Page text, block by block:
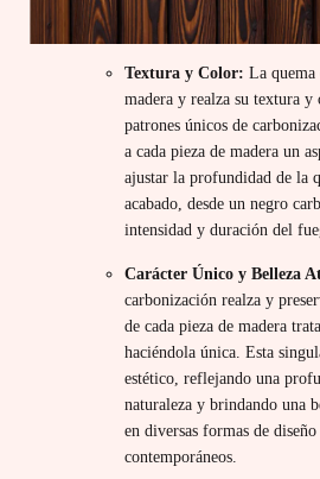
Textura y Color: La quema
madera y realza su textura
patrones únicos de
a cada pieza de madera un
ajustar la profundidad de la
acabado, desde un negro
intensidad y duración del
Carácter Único y Belleza
carbonización realza y
de cada pieza de madera
haciéndola única. Esta
estético, reflejando una
naturaleza y brindando una
en diversas formas de
contemporáneos.